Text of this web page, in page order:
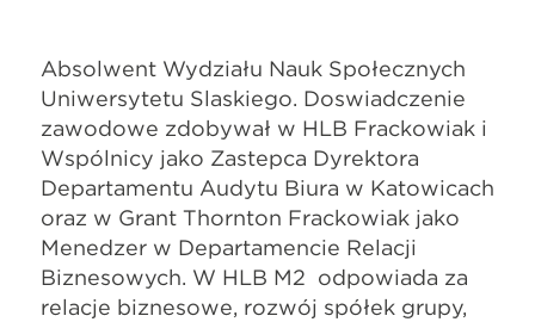
Absolwent Wydziału Nauk Społecznych
Uniwersytetu Śląskiego. Doświadczenie
zawodowe zdobywał w HLB Frąckowiak i
Wspólnicy jako Zastępca Dyrektora
Departamentu Audytu Biura w Katowicach
oraz w Grant Thornton Frąckowiak jako
Menedżer w Departamencie Relacji
Biznesowych. W HLB M2 odpowiada za
relacje biznesowe, rozwój spółek grupy,